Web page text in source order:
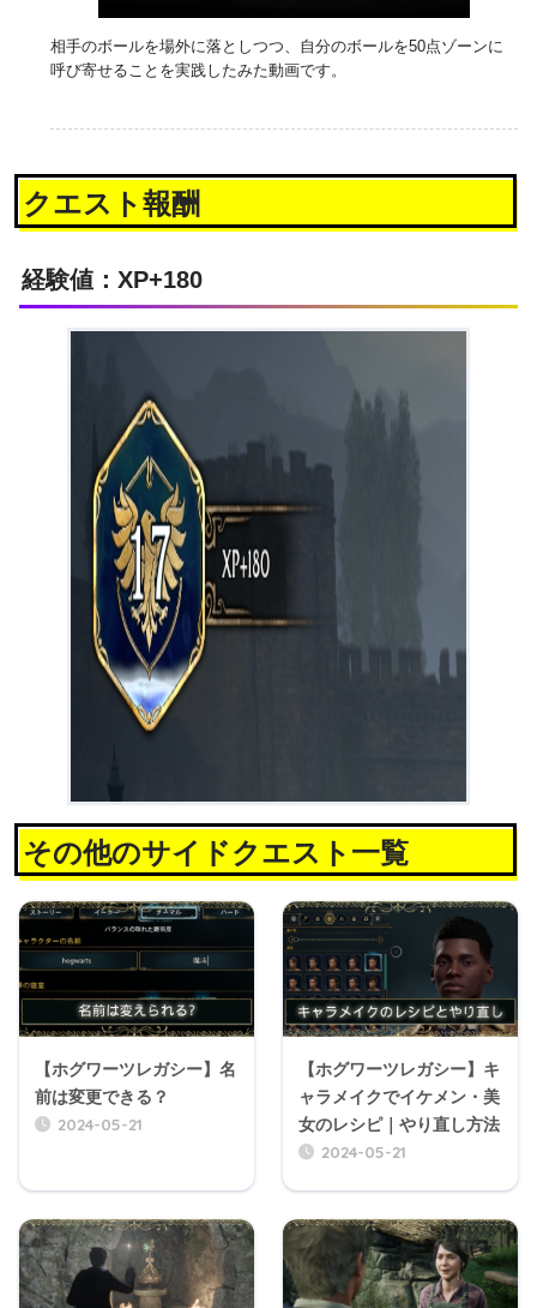
相手のボールを場外に落としつつ、自分のボールを50点ゾーンに
呼び寄せることを実践したみた動画です。
クエスト報酬
経験値：XP+180
その他のサイドクエスト一覧
【ホグワーツレガシー】名
前は変更できる？
2024-05-21
【ホグワーツレガシー】キ
ャラメイクでイケメン・美
女のレシピ｜やり直し方法
2024-05-21